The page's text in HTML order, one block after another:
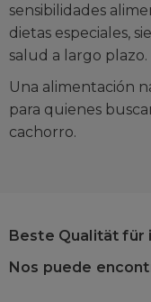
sensibilidades
dietas especiales,
salud a largo plazo.
Una alimentación
para quienes
cachorro.
Beste Qualität für
Nos puede